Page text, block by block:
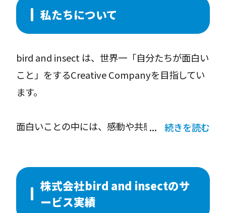
リアルを見つめ直すと、ドラマが生まれる。
ドラマに気づくと、リアルが変わっていく。
その理想を映し出したら、新鮮な驚きがあっ
た。
たとえば、まだ世に知られていない商品。
想いは、はじめからそこにある。
想いにフォーカスすると、
新しい発見がある、出会いがある。
私たちについて
bird and insect は、世界一「自分たちが面白い
こと」をするCreative Companyを目指してい
ます。
面白いことの中には、感動や共感を生み出すこ
そうした、これからの世界に必要なすべてが詰
まっていると思っています。
続きを読む
株式会社bird and insectのサ
ービス実績